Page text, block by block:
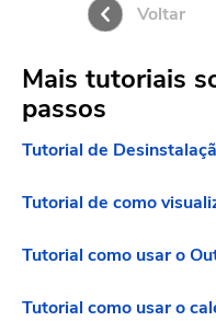
Voltar
Mais tutoriais
passos
Tutorial de
Tutorial de como
Tutorial como usar o
Tutorial como usar o